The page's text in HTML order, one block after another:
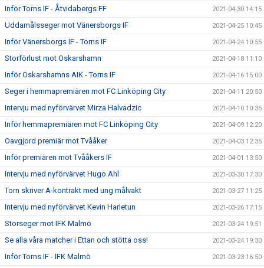
Inför Torns IF - Åtvidabergs FF 2021-04-30 14:15
Uddamålsseger mot Vänersborgs IF 2021-04-25 10:45
Inför Vänersborgs IF - Torns IF 2021-04-24 10:55
Storförlust mot Oskarshamn 2021-04-18 11:10
Inför Oskarshamns AIK - Torns IF 2021-04-16 15:00
Seger i hemmapremiären mot FC Linköping City 2021-04-11 20:50
Intervju med nyförvärvet Mirza Halvadzic 2021-04-10 10:35
Inför hemmapremiären mot FC Linköping City 2021-04-09 12:20
Oavgjord premiär mot Tvååker 2021-04-03 12:35
Inför premiären mot Tvååkers IF 2021-04-01 13:50
Intervju med nyförvärvet Hugo Ahl 2021-03-30 17:30
Torn skriver A-kontrakt med ung målvakt 2021-03-27 11:25
Intervju med nyförvärvet Kevin Harletun 2021-03-26 17:15
Storseger mot IFK Malmö 2021-03-24 19:51
Se alla våra matcher i Ettan och stötta oss! 2021-03-24 19:30
Inför Torns IF - IFK Malmö 2021-03-23 16:50